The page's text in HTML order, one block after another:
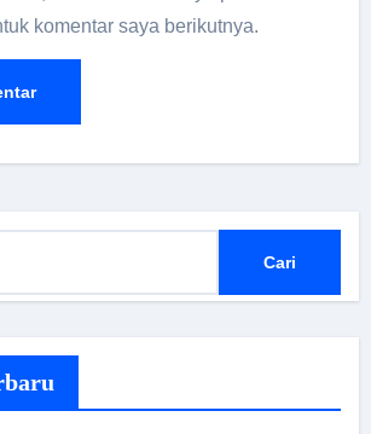
komentar saya berikutnya.